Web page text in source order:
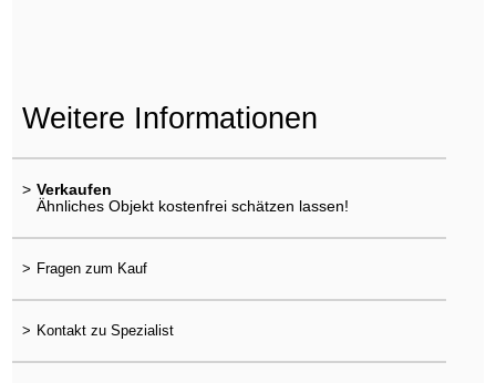
Weitere Informationen
> Verkaufen
Ähnliches Objekt kostenfrei schätzen lassen!
> Fragen zum Kauf
> Kontakt zu Spezialist